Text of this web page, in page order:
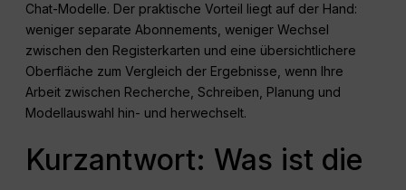
Chat-Modelle. Der praktische Vorteil liegt auf der Hand:
weniger separate Abonnements, weniger Wechsel
zwischen den Registerkarten und eine übersichtlichere
Oberfläche zum Vergleich der Ergebnisse, wenn Ihre
Arbeit zwischen Recherche, Schreiben, Planung und
Modellauswahl hin- und herwechselt.
Kurzantwort: Was ist die